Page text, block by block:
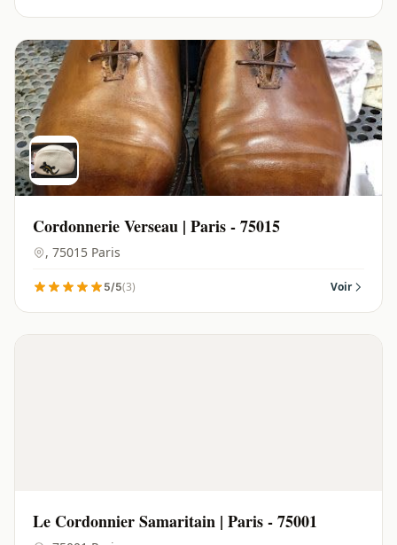
Cordonnerie Verseau | Paris - 75015
, 75015 Paris
5/5(3) Voir
Le Cordonnier Samaritain | Paris - 75001